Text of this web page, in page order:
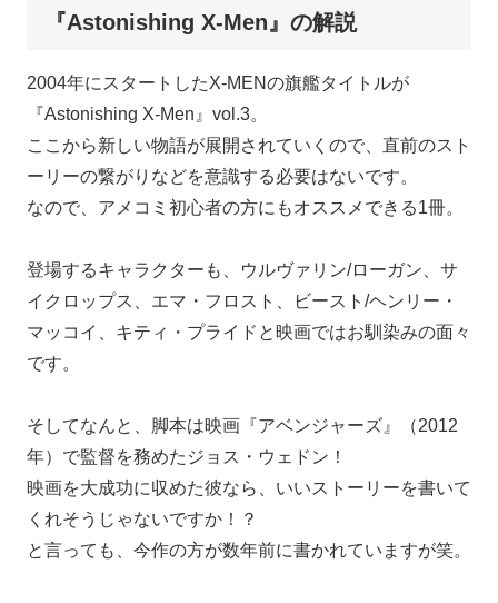
『Astonishing X-Men』の解説
2004年にスタートしたX-MENの旗艦タイトルが
『Astonishing X-Men』vol.3。
ここから新しい物語が展開されていくので、直前のスト
ーリーの繋がりなどを意識する必要はないです。
なので、アメコミ初心者の方にもオススメできる1冊。
登場するキャラクターも、ウルヴァリン/ローガン、サ
イクロップス、エマ・フロスト、ビースト/ヘンリー・
マッコイ、キティ・プライドと映画ではお馴染みの面々
です。
そしてなんと、脚本は映画『アベンジャーズ』（2012
年）で監督を務めたジョス・ウェドン！
映画を大成功に収めた彼なら、いいストーリーを書いて
くれそうじゃないですか！？
と言っても、今作の方が数年前に書かれていますが笑。